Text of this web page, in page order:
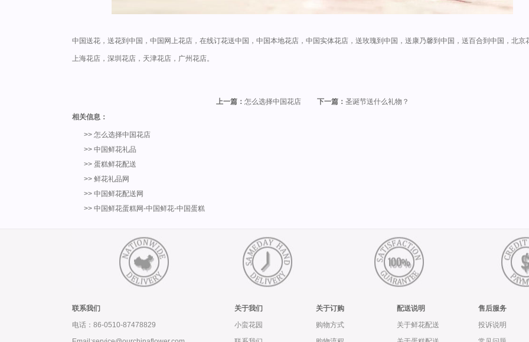
中国送花，送花到中国，中国网上花店，在线订花送中国，中国本地花店，中国实体花店，送玫瑰到中国，送康乃馨到中国，送百合到中国，北京
上海花店，深圳花店，天津花店，广州花店。
上一篇： 怎么选择中国花店 下一篇： 圣诞节送什么礼物？
相关信息：
>> 怎么选择中国花店
>> 中国鲜花礼品
>> 蛋糕鲜花配送
>> 鲜花礼品网
>> 中国鲜花配送网
>> 中国鲜花蛋糕网-中国鲜花-中国蛋糕
联系我们
电话：86-0510-87478829
关于我们
小蛮花园
关于订购
购物方式
配送说明
关于鲜花配送
售后服务
投诉说明